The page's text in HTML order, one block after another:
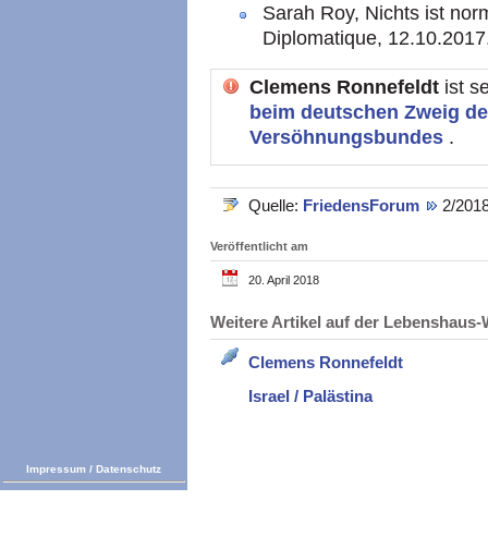
Sarah Roy, Nichts ist
Diplomatique,
Clemens Ronnefeldt ist
beim deutschen Zweig
Versöhnungsbundes .
Quelle: FriedensForum 2/
Veröffentlicht am
20. April 2018
Weitere Artikel auf der
Clemens Ronnefeldt
Israel / Palästina
Impressum / Datenschutz